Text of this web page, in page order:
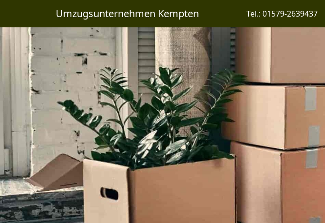
Umzugsunternehmen Kempten Tel.: 01579-2639437